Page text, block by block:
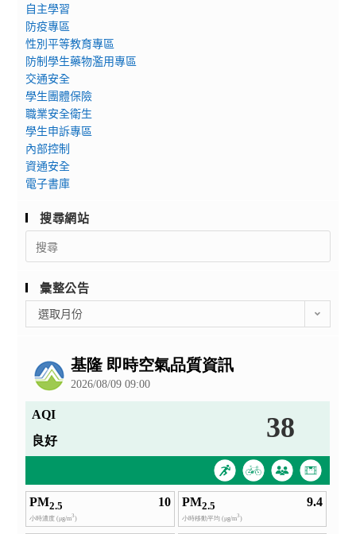
自主學習
防疫專區
性別平等教育專區
防制學生藥物濫用專區
交通安全
學生團體保險
職業安全衛生
學生申訴專區
內部控制
資通安全
電子書庫
搜尋網站
Search
for:
彙整公告
整
選取月份